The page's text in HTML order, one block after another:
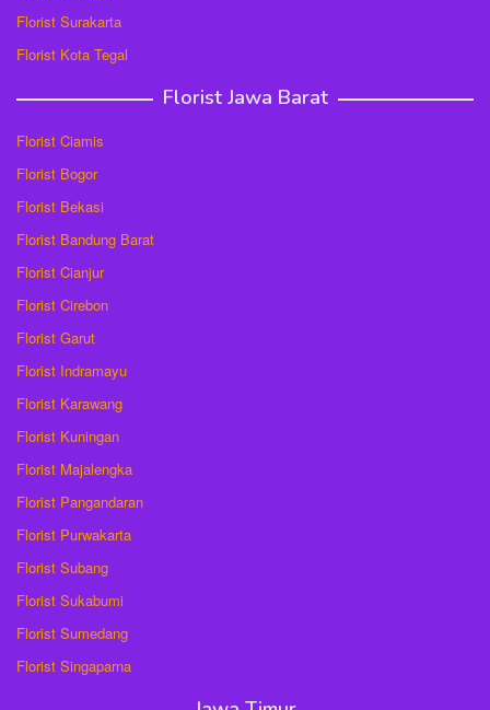
Florist Surakarta
Florist Kota Tegal
Florist Jawa Barat
Florist Ciamis
Florist Bogor
Florist Bekasi
Florist Bandung Barat
Florist Cianjur
Florist Cirebon
Florist Garut
Florist Indramayu
Florist Karawang
Florist Kuningan
Florist Majalengka
Florist Pangandaran
Florist Purwakarta
Florist Subang
Florist Sukabumi
Florist Sumedang
Florist Singaparna